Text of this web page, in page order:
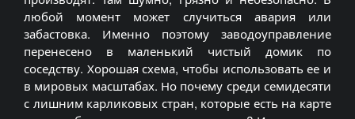
любой момент может случиться авария или
забастовка. Именно поэтому заводоуправление
перенесено в маленький чистый домик по
соседству. Хорошая схема, чтобы использовать ее и
в мировых масштабах. Но почему среди семидесяти
с лишним карликовых стран, которые есть на карте